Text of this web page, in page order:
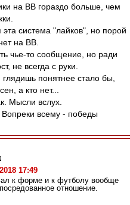
на ВВ гораздо больше, чем
эта система "лайков", но порой
на ВВ.
чье-то сообщение, но ради
не всегда с руки.
понятнее стало бы,
а кто нет...
Мысли вслух.
Вопреки всему - победы
17:49
к форме и к футболу вообще
отношение.